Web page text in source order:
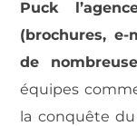
Puck
(brochures,
de
équipes
la conquête